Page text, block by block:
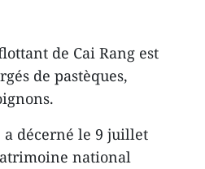
de Cai Rang est
de pastèques,
a décerné le 9 juillet
national